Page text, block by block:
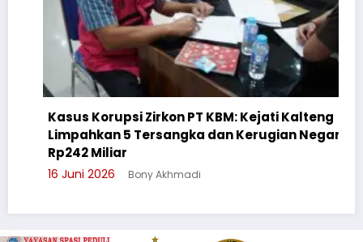
Kasus Korupsi Zirkon PT KBM: Kejati Kalteng
Limpahkan 5 Tersangka dan Kerugian Negara
Rp242 Miliar
16 Juni 2026 Bony Akhmadi